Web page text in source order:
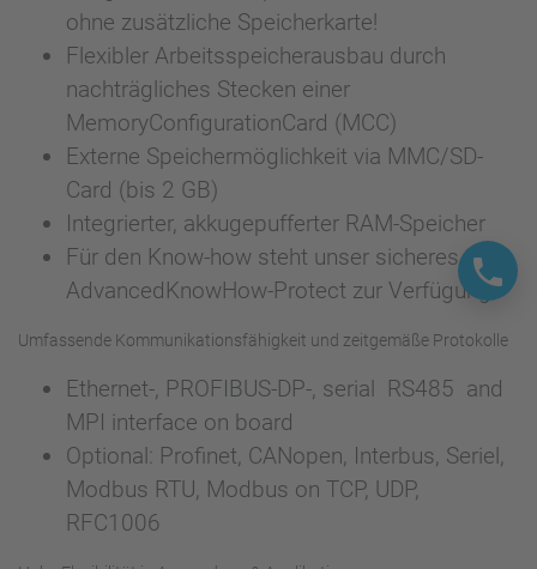
ohne zusätzliche Speicherkarte!
Flexibler Arbeitsspeicherausbau durch
nachträgliches Stecken einer
MemoryConfigurationCard (MCC)
Externe Speichermöglichkeit via MMC/SD-
Card (bis 2 GB)
Integrierter, akkugepufferter RAM-Speicher
Für den Know-how steht unser sicheres
AdvancedKnowHow-Protect zur Verfügung
Umfassende Kommunikationsfähigkeit und zeitgemäße Protokolle
Ethernet-, PROFIBUS-DP-, serial RS485 and
MPI interface on board
Optional: Profinet, CANopen, Interbus, Seriel,
Modbus RTU, Modbus on TCP, UDP,
RFC1006